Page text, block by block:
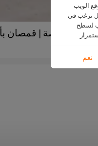
مخصصة | قمصان
الويب
ترغب في
لسطح
نعم